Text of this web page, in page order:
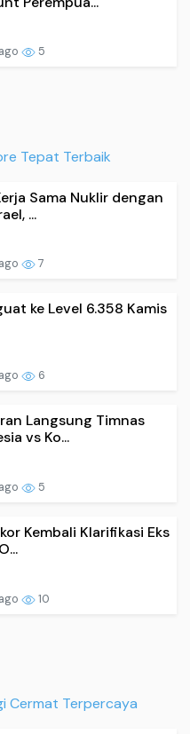
5
Tepat Terbaik
Sama Nuklir dengan
...
7
ke Level 6.358 Kamis
6
Langsung Timnas
vs Ko...
5
Kembali Klarifikasi Eks
10
Cermat Terpercaya